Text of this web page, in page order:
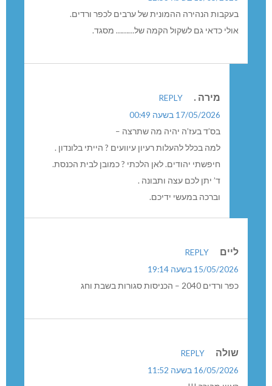
בעקבות הנהירה ההמונית של ערבים לכפר ורדים.
אולי כדאי גם לשקול הקמה של……… מסגד.
מירה .
REPLY
17/05/2026 בשעה 00:49
בס’ד בעז’ה יהיה מה שתרצה –
למה בכלל להעלות רעיון עיוועים ? הייתי בלונדון .
חיפשתי יהודים. לאן הלכתי ? כמובן לבית הכנסת.
ד’ יתן לכם עצה ותבונה .
וברכה במעשי ידיכם.
ליים
REPLY
15/05/2026 בשעה 19:14
כפר ורדים 2040 – הכניסות סגורות בשבת וחג
שולה
REPLY
16/05/2026 בשעה 11:52